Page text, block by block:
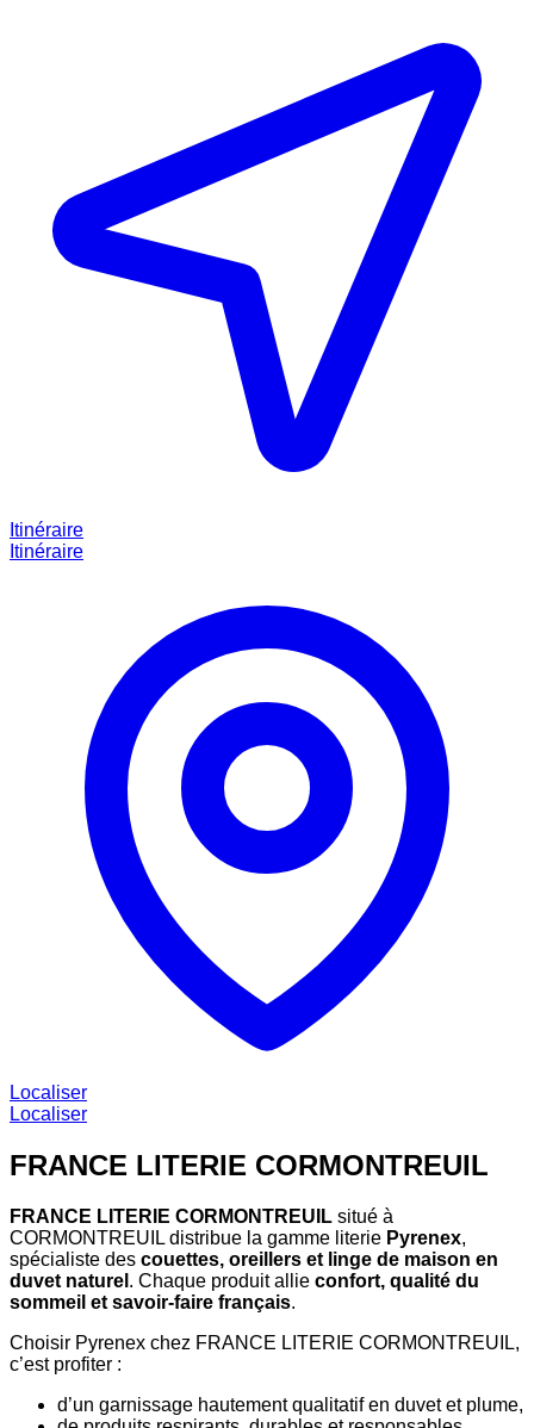
Itinéraire
Itinéraire
Localiser
Localiser
FRANCE LITERIE CORMONTREUIL
FRANCE LITERIE CORMONTREUIL situé à
CORMONTREUIL distribue la gamme literie Pyrenex,
spécialiste des couettes, oreillers et linge de maison en
duvet naturel . Chaque produit allie confort, qualité du
sommeil et savoir-faire français.
Choisir Pyrenex chez FRANCE LITERIE CORMONTREUIL,
c’est profiter :
d’un garnissage hautement qualitatif en duvet et plume,